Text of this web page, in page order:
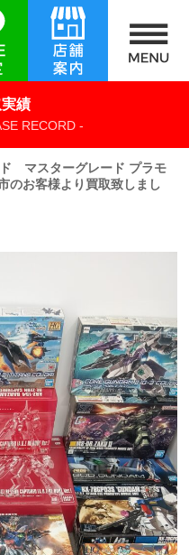
績
RECORD -
マスターグレード プラモ
のお客様より買取致しまし